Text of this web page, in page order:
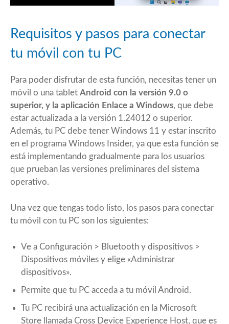
Requisitos y pasos para conectar
tu móvil con tu PC
Para poder disfrutar de esta función, necesitas tener un
móvil o una tablet Android con la versión 9.0 o
superior, y la aplicación Enlace a Windows, que debe
estar actualizada a la versión 1.24012 o superior.
Además, tu PC debe tener Windows 11 y estar inscrito
en el programa Windows Insider, ya que esta función se
está implementando gradualmente para los usuarios
que prueban las versiones preliminares del sistema
operativo.
Una vez que tengas todo listo, los pasos para conectar
tu móvil con tu PC son los siguientes:
Ve a Configuración > Bluetooth y dispositivos >
Dispositivos móviles y elige «Administrar
dispositivos».
Permite que tu PC acceda a tu móvil Android.
Tu PC recibirá una actualización en la Microsoft
Store llamada Cross Device Experience Host, que es